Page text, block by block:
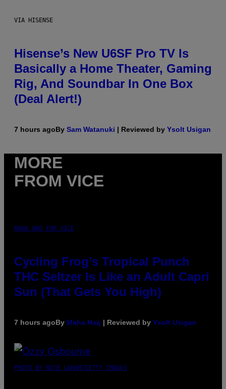
VIA HISENSE
Hisense’s New U6SF Pro TV Is
Basically a Home Theater, Gaming
Rig, And Soundbar In One Box
(Deal Alert!)
7 hours agoBy Sam Watanuki | Reviewed by Ysolt Usigan
MORE
FROM VICE
MAHA HAQ FOR VICE
Cycling Frog’s Tropical Punch
THC Seltzer Is Like an Adult Capri
Sun (That Gets You High)
7 hours agoBy Maha Haq | Reviewed by Ysolt Usigan
PHOTO BY NICK LAHAM/GETTY IMAGES